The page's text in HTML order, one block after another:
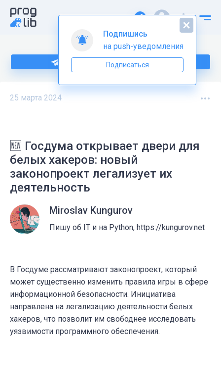
Подпишитесь на нас в Telegram
25 марта 2024
🆕 Госдума открывает двери для
белых хакеров: новый
законопроект легализует их
деятельность
Miroslav Kungurov
Пишу об IT и на Python, https://kungurov.net
В Госдуме рассматривают законопроект, который
может существенно изменить правила игры в сфере
информационной безопасности. Инициатива
направлена на легализацию деятельности белых
хакеров, что позволит им свободнее исследовать
уязвимости программного обеспечения.
Подпишись
на push-уведомления
Подписаться